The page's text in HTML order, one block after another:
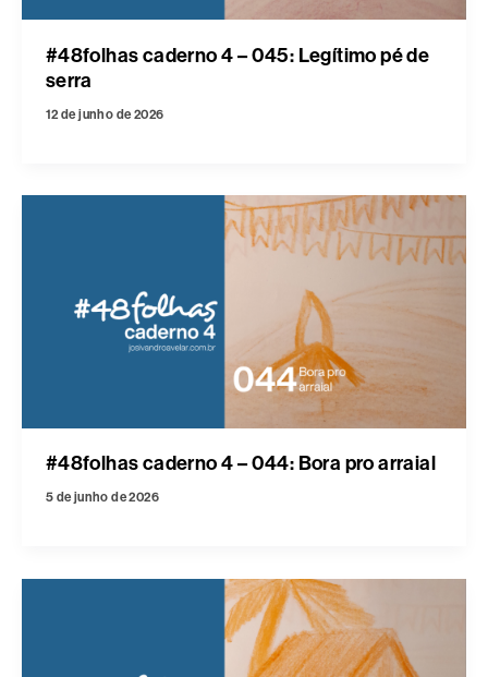
#48folhas caderno 4 – 045: Legítimo pé de
serra
12 de junho de 2026
#48folhas caderno 4 – 044: Bora pro arraial
5 de junho de 2026